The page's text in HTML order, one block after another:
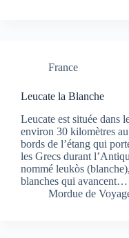
France
Leucate la Blanche
Leucate est située dans
environ 30 kilomètres
bords de l’étang qui
les Grecs durant
nommé leukòs
blanches qui avancent…
Mordue de